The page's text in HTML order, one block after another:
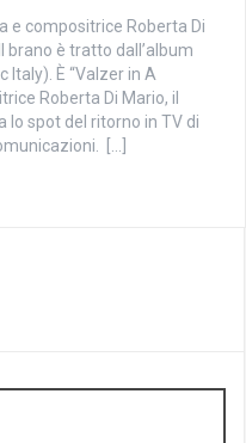
e compositrice Roberta Di
brano è tratto dall’album
Italy). È “Valzer in A
Roberta Di Mario, il
lo spot del ritorno in TV di
[…]